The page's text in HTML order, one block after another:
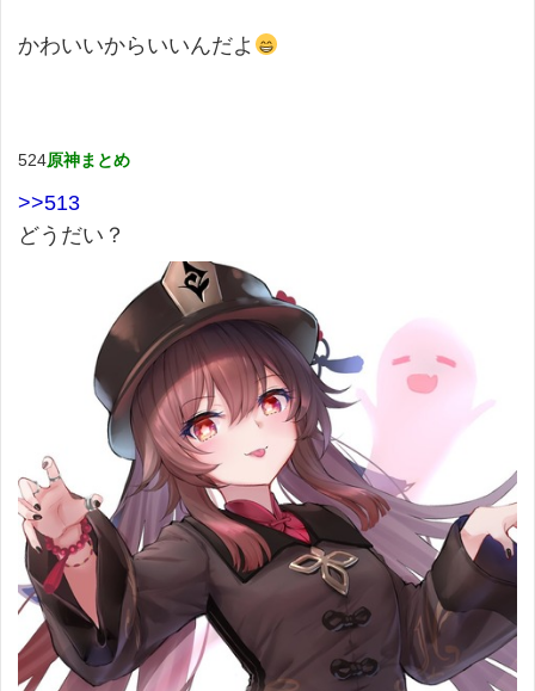
かわいいからいいんだよ
524原神まとめ
>>513
どうだい？